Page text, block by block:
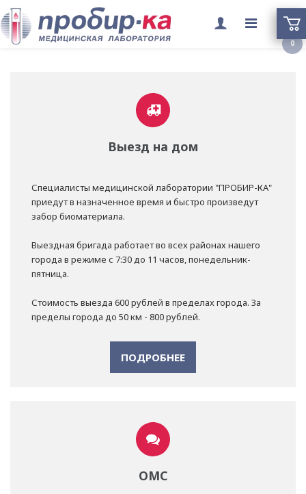
меню
Выезд на дом
Специалисты медицинской лаборатории "ПРОБИР-КА"
приедут в назначенное время и быстро произведут
забор биоматериала.
Выездная бригада работает во всех районах нашего
города в режиме с 7:30 до 11 часов, понедельник-
пятница.
Стоимость выезда 600 рублей в пределах города. За
пределы города до 50 км - 800 рублей.
ПОДРОБНЕЕ
ОМС
0